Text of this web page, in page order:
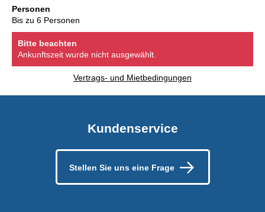
Personen
Bis zu 6 Personen
Bitte beachten
Ankunftszeit wurde nicht ausgewählt.
Vertrags- und Mietbedingungen
Kundenservice
Stellen Sie uns eine Frage